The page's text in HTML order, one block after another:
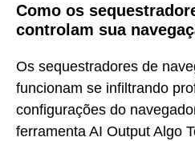
Como os
controlam sua
Os sequestradores de
funcionam se infiltrando
configurações do
ferramenta AI Output Algo